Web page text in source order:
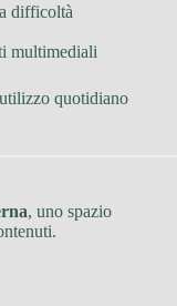
difficoltà
multimediali
quotidiano
, uno spazio